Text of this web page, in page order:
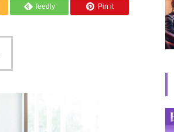
feedly Pin it